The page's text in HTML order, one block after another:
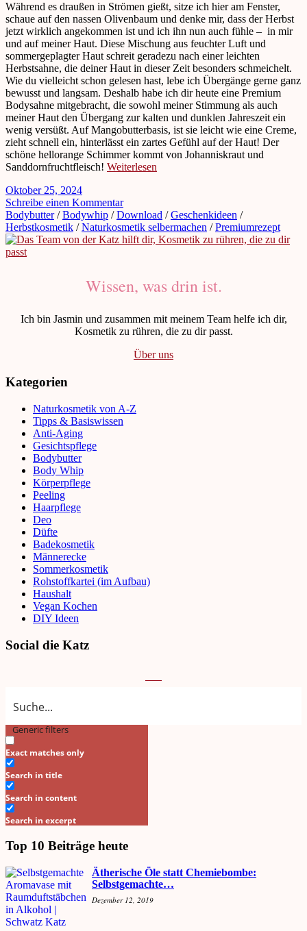
Während es draußen in Strömen gießt, sitze ich hier am Fenster,
schaue auf den nassen Olivenbaum und denke mir, dass der Herbst
jetzt wirklich angekommen ist und ich ihn nun auch fühle – in mir
und auf meiner Haut. Diese Mischung aus feuchter Luft und
sommergeplagter Haut schreit geradezu nach einer leichten
Herbstsahne, die deiner Haut in dieser Zeit besonders schmeichelt.
Wie du vielleicht schon gelesen hast, lebe ich Übergänge gerne ganz
bewusst und langsam. Deshalb habe ich dir heute eine Premium
Bodysahne mitgebracht, die sowohl meiner Stimmung als auch
meiner Haut den Übergang zur kalten und dunklen Jahreszeit ein
wenig versüßt. Auf Mangobutterbasis, ist sie leicht wie eine Creme,
zieht schnell ein, hinterlässt ein zartes Gefühl auf der Haut! Der
schöne hellorange Schimmer kommt von Johanniskraut und
Sanddornfruchtfleisch! Weiterlesen
Oktober 25, 2024
Schreibe einen Kommentar
Bodybutter/Bodywhip /Download /Geschenkideen /
Herbstkosmetik /Naturkosmetik selbermachen /Premiumrezept
Wissen, was drin ist.
Ich bin Jasmin und zusammen mit meinem Team helfe ich dir,
Kosmetik zu rühren, die zu dir passt.
Über uns
Kategorien
Naturkosmetik von A-Z
Tipps & Basiswissen
Anti-Aging
Gesichtspflege
Bodybutter
Body Whip
Körperpflege
Peeling
Haarpflege
Deo
Düfte
Badekosmetik
Männerecke
Sommerkosmetik
Rohstoffkartei (im Aufbau)
Haushalt
Vegan Kochen
DIY Ideen
Social die Katz
Generic filters
Exact matches only
Search in title
Search in content
Search in excerpt
Top 10 Beiträge heute
Ätherische Öle statt Chemiebombe:
Selbstgemachte…
Dezember 12, 2019